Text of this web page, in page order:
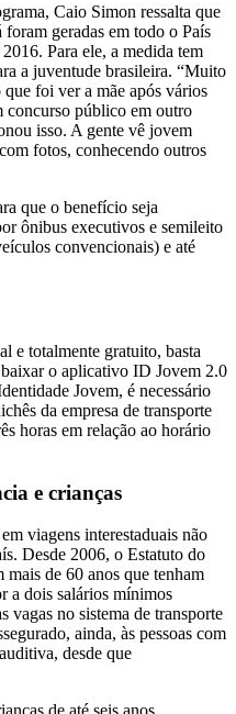
Caio Simon ressalta que
geradas em todo o País
Para ele, a medida tem
a juventude brasileira. “Muito
foi ver a mãe após vários
concurso público em outro
isso. A gente vê jovem
fotos, conhecendo outros
que o benefício seja
ônibus executivos e semileito
convencionais) e até
e totalmente gratuito, basta
o aplicativo ID Jovem 2.0
Jovem, é necessário
da empresa de transporte
horas em relação ao horário
e crianças
viagens interestaduais não
Desde 2006, o Estatuto do
de 60 anos que tenham
a dois salários mínimos
vagas no sistema de transporte
ainda, às pessoas com
desde que